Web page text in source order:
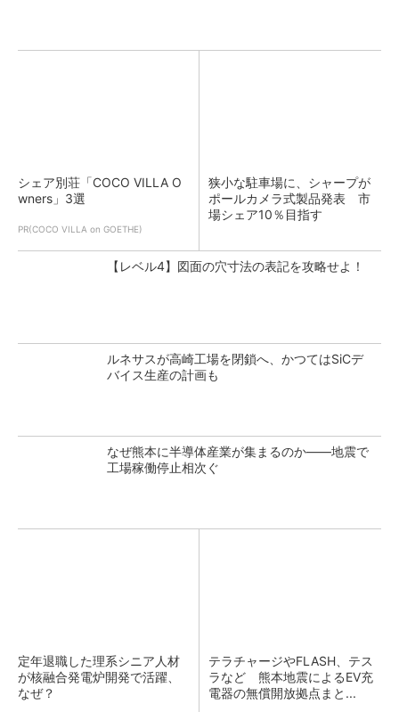
シェア別荘「COCO VILLA O
wners」3選
PR(COCO VILLA on GOETHE)
狭小な駐車場に、シャープが
ポールカメラ式製品発表 市
場シェア10％目指す
【レベル4】図面の穴寸法の表記を攻略せよ！
ルネサスが高崎工場を閉鎖へ、かつてはSiCデ
バイス生産の計画も
なぜ熊本に半導体産業が集まるのか――地震で
工場稼働停止相次ぐ
定年退職した理系シニア人材
が核融合発電炉開発で活躍、
なぜ？
テラチャージやFLASH、テス
ラなど 熊本地震によるEV充
電器の無償開放拠点まと...